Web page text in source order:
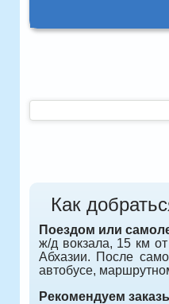
Как
Поездом или
ж/д вокзала, 15 км
Абхазии. После
автобусе,
Рекомендуем